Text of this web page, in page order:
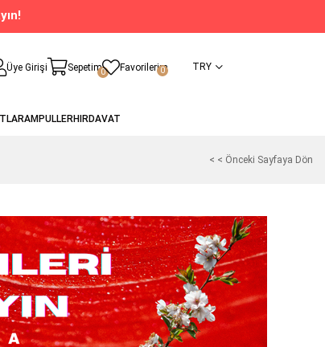
Üye Girişi Sepetim0 Favorilerim
0 TRY
AMPULLERHIRDAVAT
< < Önceki Sayfaya Dön